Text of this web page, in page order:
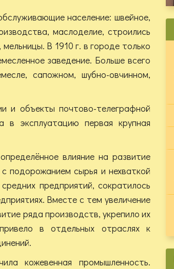
население: швейное,
маслоделие, строились
В 1910 г. в городе только
заведение. Больше всего
сапожном, шубно-овчинном,
и объекты почтово-телеграфной
эксплуатацию первая крупная
влияние на развитие
подорожанием сырья и нехваткой
предприятий, сократилось
Вместе с тем увеличение
ряда производств, укрепило их
в отдельных отраслях к
кожевенная промышленность.